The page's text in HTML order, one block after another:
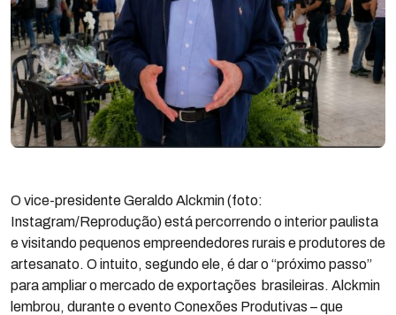
O vice-presidente Geraldo Alckmin (foto:
Instagram/Reprodução) está percorrendo o interior paulista
e visitando pequenos empreendedores rurais e produtores de
artesanato. O intuito, segundo ele, é dar o “próximo passo”
para ampliar o mercado de exportações brasileiras. Alckmin
lembrou, durante o evento Conexões Produtivas – que